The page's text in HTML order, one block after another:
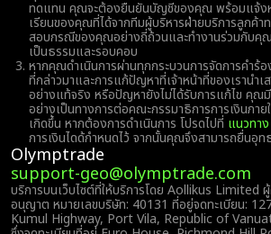
ทดแทน คุณจะต้องยืนยันบัญชีของคุณ พร้อมแจ้งห
เรียนของคุณที่ได้จากทีมผู้บริหารฝ่ายบริการลูกค้า
สอบกรณีของคุณอย่างถี่ถ้วนและทำงานร่วมกับคุ
เป็นธรรมและรอบคอบ
หากคุณดำเนินการผ่านทุกกระบวนการจัดการคำร้อ
ที่กล่าวมาและการแก้ปัญหาที่เจ้าหน้าที่ของเรานำ
อย่างแท้จริง หรือปัญหายังไม่ได้รับการแก้ไข คุณ
อย่างเป็นทางการต่อคณะกรรมาธิการการเงินภา
เกิดขึ้น หากต้องการดำเนินการ โปรดไปที่ แนวทาง
การเงินไดด้กำหนดไว้ จากนั้นคุณจึงสามารถยื่นอุ
Olymptrade
support-geo@olymptrade.com
บริการบนเว็บไซต์ที่ให้บริการโดย Aollikus Limited
อนุญาต หมายเลขบริษัท: 40131 ที่อยู่จดทะเบียน:
Kumul Highway, Port Vila, Republic of